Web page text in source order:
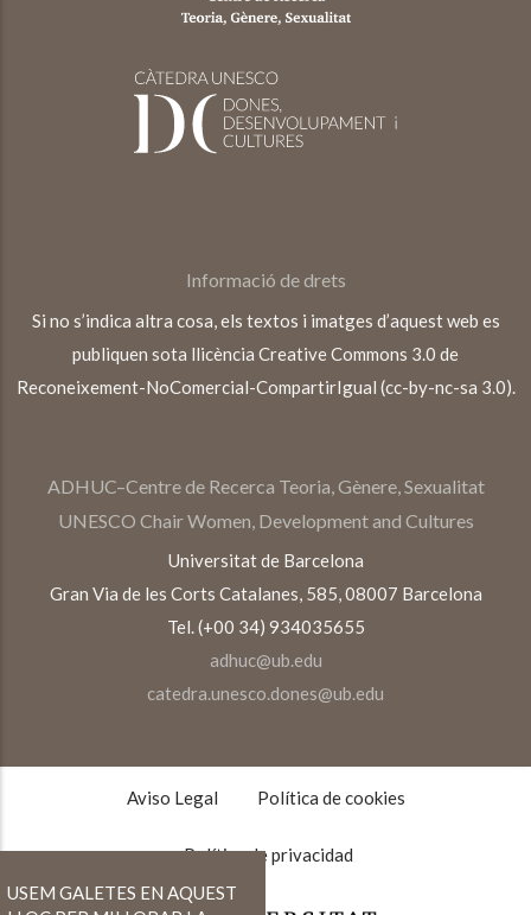
Informació de drets
Si no s’indica altra cosa, els textos i imatges d’aquest web es
publiquen sota llicència Creative Commons 3.0 de
Reconeixement-NoComercial-CompartirIgual (cc-by-nc-sa 3.0).
ADHUC–Centre de Recerca Teoria, Gènere, Sexualitat
UNESCO Chair Women, Development and Cultures
Universitat de Barcelona
Gran Via de les Corts Catalanes, 585, 08007 Barcelona
Tel. (+00 34) 934035655
adhuc@ub.edu
catedra.unesco.dones@ub.edu
TEXTOS
Aviso Legal Política de cookies
Política de privacidad
USEM GALETES EN AQUEST